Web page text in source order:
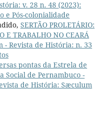
v. 28 n. 48 (2023):
e Pós-colonialidade
SERTÃO PROLETÁRIO:
E TRABALHO NO CEARÁ
- Revista de História: n. 33
pontas da Estrela de
Social de Pernambuco -
de História: Sæculum